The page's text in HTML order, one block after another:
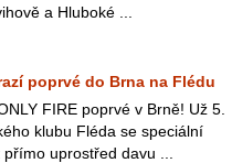
a Hluboké ...
poprvé do Brna na Flédu
FIRE poprvé v Brně! Už 5.
klubu Fléda se speciální
uprostřed davu ...